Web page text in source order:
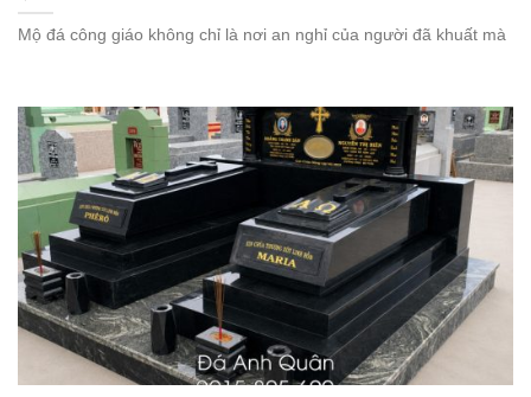
Mộ đá công giáo không chỉ là nơi an nghỉ của người đã khuất mà